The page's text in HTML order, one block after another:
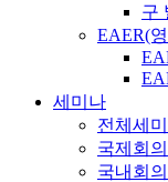
구
EAER(
세미나
전체세
국제회의
국내회의